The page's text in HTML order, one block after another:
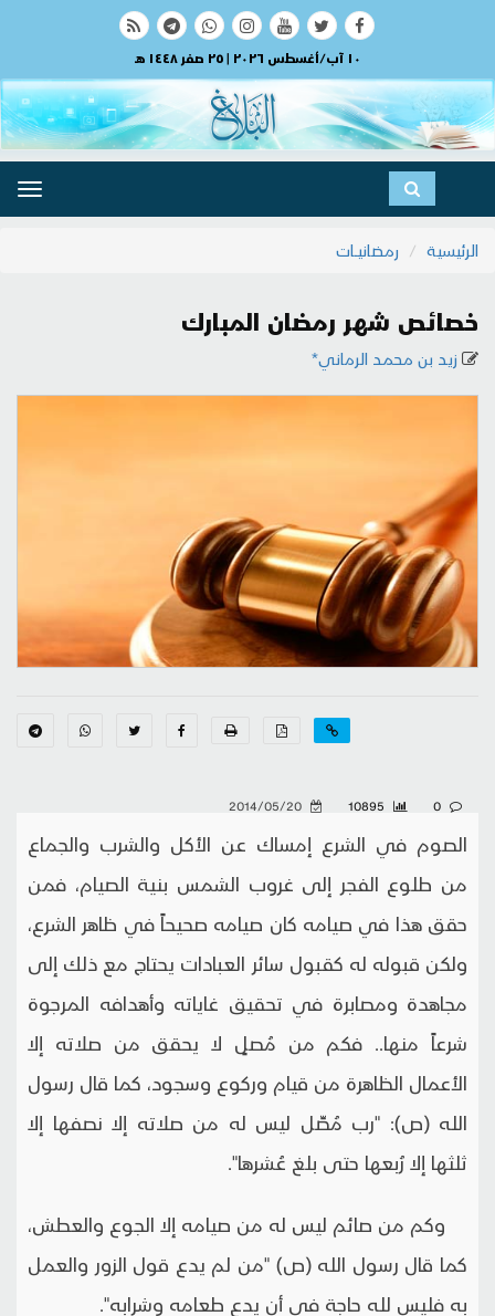
١٠ آب/أغسطس ٢٠٢٦ | ٢٥ صفر ١٤٤٨ هـ
الرئيسية
رمضانيــات
خصائص شهر رمضان المبارك
زيد بن محمد الرماني*
الصوم في الشرع إمساك عن الأكل والشرب والجماع
من طلوع الفجر إلى غروب الشمس بنية الصيام، فمن
حقق هذا في صيامه كان صيامه صحيحاً في ظاهر الشرع،
ولكن قبوله له كقبول سائر العبادات يحتاج مع ذلك إلى
مجاهدة ومصابرة في تحقيق غاياته وأهدافه المرجوة
شرعاً منها.. فكم من مُصلٍ لا يحقق من صلاته إلا
الأعمال الظاهرة من قيام وركوع وسجود، كما قال رسول
الله (ص): "رب مُصِّل ليس له من صلاته إلا نصفها إلا
ثلثها إلا رُبعها حتى بلغ عُشرها".
وكم من صائم ليس له من صيامه إلا الجوع والعطش،
كما قال رسول الله (ص) "من لم يدع قول الزور والعمل
به فليس لله حاجة في أن يدع طعامه وشرابه".